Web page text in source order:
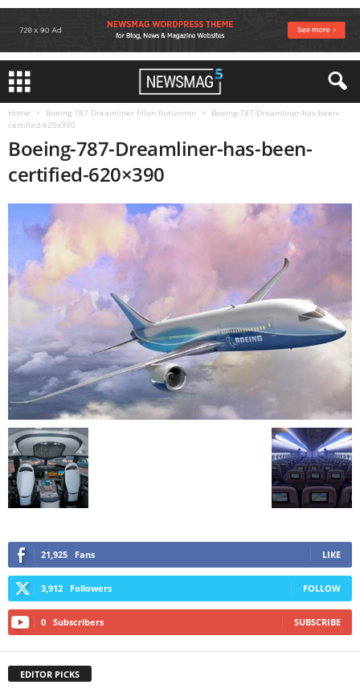
Home Boeing 787 Dreamliner fillon fluturimin
Boeing-787-Dreamliner-has-been-
certified-620x390
Boeing-787-Dreamliner-has-been-
certified-620×390
21,925 Fans LIKE
3,912 Followers FOLLOW
0 Subscribers SUBSCRIBE
EDITOR PICKS